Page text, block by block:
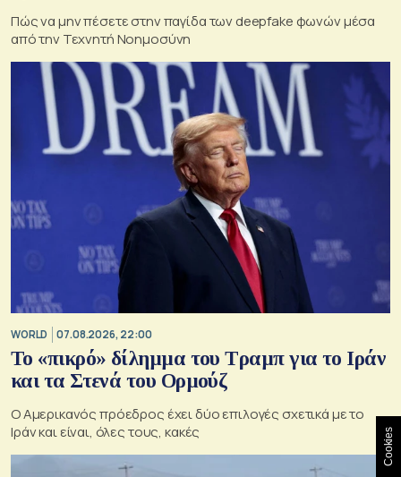
Πώς να μην πέσετε στην παγίδα των deepfake φωνών μέσα
από την Τεχνητή Νοημοσύνη
WORLD 07.08.2026, 22:00
Το «πικρό» δίλημμα του Τραμπ για το Ιράν
και τα Στενά του Ορμούζ
Ο Αμερικανός πρόεδρος έχει δύο επιλογές σχετικά με το
Ιράν και είναι, όλες τους, κακές
Cookies